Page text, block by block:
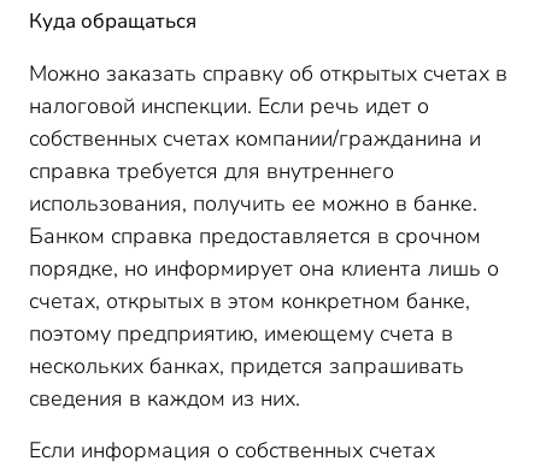
Куда обращаться
Можно заказать справку об открытых счетах в
налоговой инспекции. Если речь идет о
собственных счетах компании/гражданина и
справка требуется для внутреннего
использования, получить ее можно в банке.
Банком справка предоставляется в срочном
порядке, но информирует она клиента лишь о
счетах, открытых в этом конкретном банке,
поэтому предприятию, имеющему счета в
нескольких банках, придется запрашивать
сведения в каждом из них.
Если информация о собственных счетах